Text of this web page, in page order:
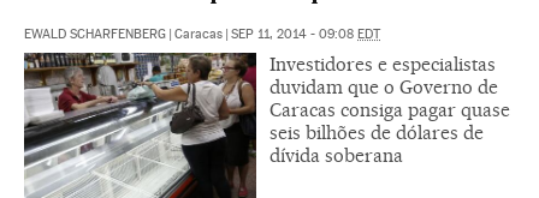
EWALD SCHARFENBERG | Caracas | SEP 11, 2014 - 09:08 EDT
Investidores e especialistas
duvidam que o Governo de
Caracas consiga pagar quase
seis bilhões de dólares de
dívida soberana